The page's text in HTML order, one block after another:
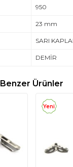
950
23 mm
SARI
DEMİR
Benzer Ürünler
Yeni